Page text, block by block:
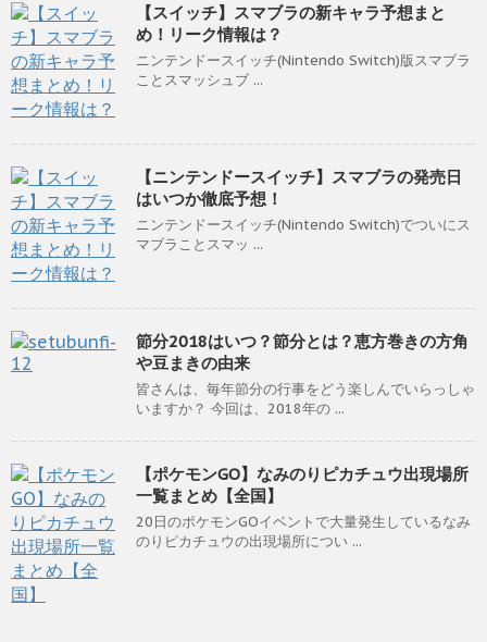
【スイッチ】スマブラの新キャラ予想まと
め！リーク情報は？
ニンテンドースイッチ(Nintendo Switch)版スマブラ
ことスマッシュブ ...
【ニンテンドースイッチ】スマブラの発売日
はいつか徹底予想！
ニンテンドースイッチ(Nintendo Switch)でついにス
マブラことスマッ ...
節分2018はいつ？節分とは？恵方巻きの方角
や豆まきの由来
皆さんは、毎年節分の行事をどう楽しんでいらっしゃ
いますか？ 今回は、2018年の ...
【ポケモンGO】なみのりピカチュウ出現場所
一覧まとめ【全国】
20日のポケモンGOイベントで大量発生しているなみ
のりピカチュウの出現場所につい ...